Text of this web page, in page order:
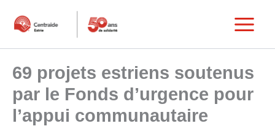
Main
69 projets estriens soutenus
par le Fonds d’urgence pour
l’appui communautaire